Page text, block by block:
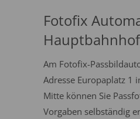
Fotofix
Hauptbahnhof
Am Fotofix-
Adresse Europaplatz 1
Mitte können Sie
Vorgaben selbständig